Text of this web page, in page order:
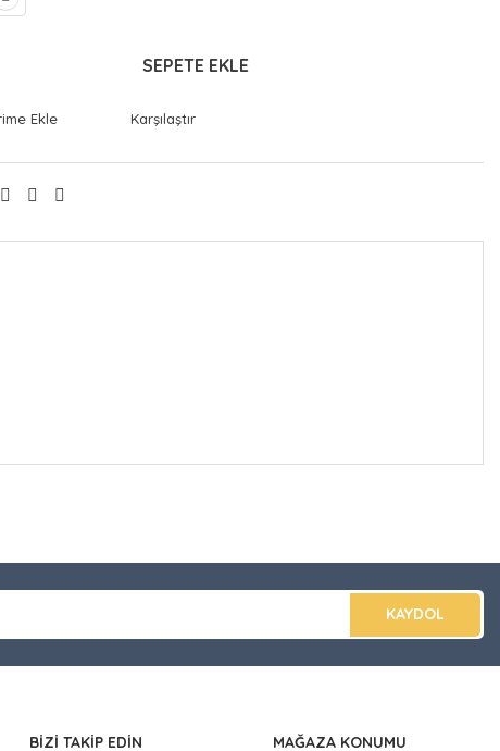
SEPETE EKLE
Karşılaştır
KAYDOL
BİZİ TAKİP EDİN MAĞAZA KONUMU